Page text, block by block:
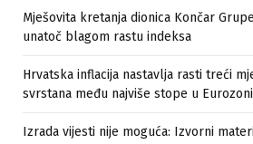
Mješovita kretanja dionica Končar
unatoč blagom rastu indeksa
Hrvatska inflacija nastavlja rasti treći
svrstana među najviše stope u Eurozoni
Izrada vijesti nije moguća: Izvorni